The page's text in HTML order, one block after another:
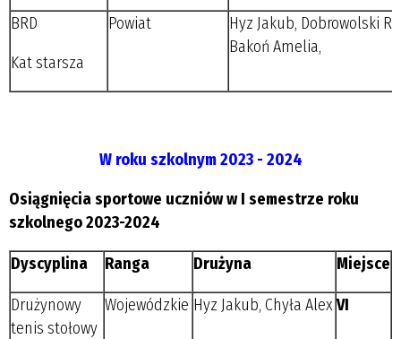
BRD
Kat starsza
Powiat
Hyz Jakub, Dobrowolski
Bakoń Amelia,
W roku szkolnym 2023 - 2024
Osiągnięcia sportowe uczniów w I semestrze roku
szkolnego 2023-2024
Dyscyplina Ranga Drużyna Miejsce
Drużynowy
tenis stołowy
Wojewódzkie Hyz Jakub, Chyła AlexVI